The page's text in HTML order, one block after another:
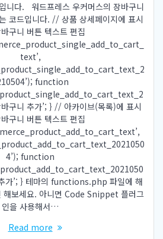
니다. 워드프레스 우커머스의 장바구니
코드입니다. // 상품 상세페이지에 표시
구니 버튼 텍스트 편집
text’,
function
구니 추가’; } // 아카이브(목록)에 표시
구니 버튼 텍스트 편집
4’); function
가’; } 테마의 functions.php 파일에 해
해보세요. 아니면 Code Snippet 플러그
인을 사용해서…
Read more